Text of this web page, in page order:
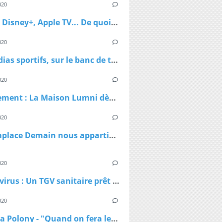
elles mieux représentées à la télévision
Netflix, Disney+, Apple TV... De quoi passer du bon temps pendant le confinement
Les médias sportifs, sur le banc de touche mais pas résignés
Confinement : La Maison Lumni dès lundi à 9h sur les chaines de France Télévisions
TF1 remplace Demain nous appartient par Sept à Huit, dès lundi à 19h05 le temps du confinement
Coronavirus : Un TGV sanitaire prêt à transporter les malades en cas de besoin
Natacha Polony - "Quand on fera le bilan du Covid-19, il faudra voir qui a eu des responsabilités"